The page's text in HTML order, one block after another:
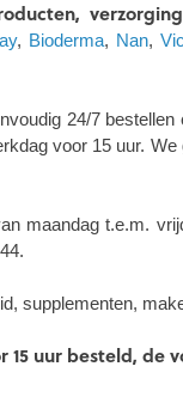
, Bioderma, Nan,
24/7
voor 15 uur.
maandag t.e.m.
supplementen,
15 uur besteld, de